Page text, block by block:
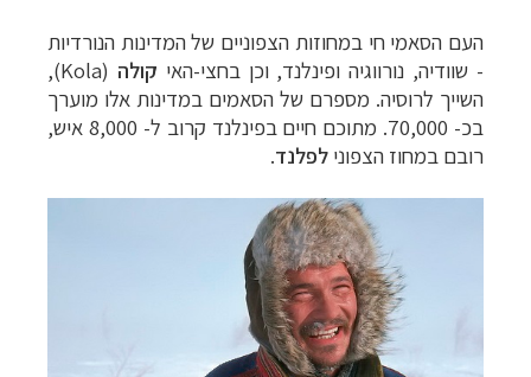
העם הסאמי חי במחוזות הצפוניים של המדינות הנורדיות
- שוודיה, נורווגיה ופינלנד, וכן בחצי-האי קולה (
Kola
),
השייך לרוסיה. מספרם של הסאמים במדינות אלו מוערך
בכ- 70,000. מתוכם חיים בפינלנד קרוב ל- 8,000 איש,
רובם במחוז הצפוני לפלנד.